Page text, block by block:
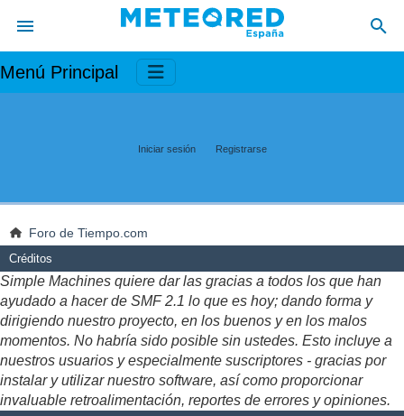
Menú Principal
Iniciar sesión Registrarse
Foro de Tiempo.com
Créditos
Simple Machines quiere dar las gracias a todos los que han
ayudado a hacer de SMF 2.1 lo que es hoy; dando forma y
dirigiendo nuestro proyecto, en los buenos y en los malos
momentos. No habría sido posible sin ustedes. Esto incluye a
nuestros usuarios y especialmente suscriptores - gracias por
instalar y utilizar nuestro software, así como proporcionar
invaluable retroalimentación, reportes de errores y opiniones.